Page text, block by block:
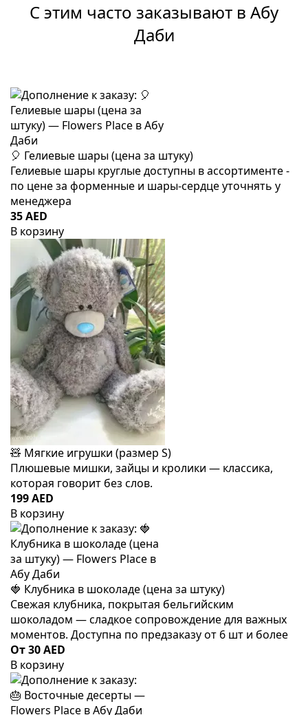
С этим часто заказывают в Абу
Даби
🎈 Гелиевые шары (цена за штуку)
Гелиевые шары круглые доступны в ассортименте -
по цене за форменные и шары-сердце уточнять у
менеджера
35 AED
В корзину
🧸 Мягкие игрушки (размер S)
Плюшевые мишки, зайцы и кролики — классика,
которая говорит без слов.
199 AED
В корзину
🍓 Клубника в шоколаде (цена за штуку)
Свежая клубника, покрытая бельгийским
шоколадом — сладкое сопровождение для важных
моментов. Доступна по предзаказу от 6 шт и более
От 30 AED
В корзину